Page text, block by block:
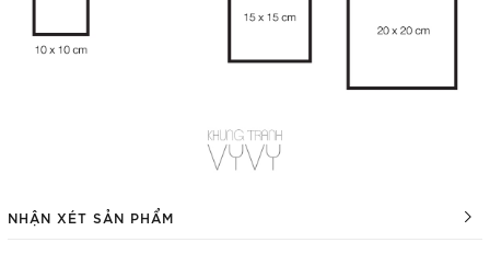
NHẬN XÉT SẢN PHẨM